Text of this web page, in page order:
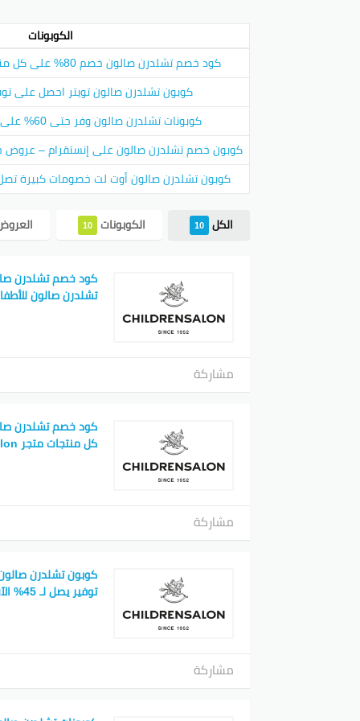
من
الكوبونات
كود خصم تشلدرن صالون خصم 80% على كل منتجات متجر childrensalon
كوبون تشلدرن صالون تويتر احصل على توفير يصل
كوبونات تشلدرن صالون وفر حتى 60% على أشيك ملابس للأطفال
كوبون خصم تشلدرن صالون على إنستقرام – عروض
كوبون تشلدرن صالون أوت لت خصومات كبيرة تصل لـ 70% على الأزياء
الكل 10 الكوبونات 10
تشلدرن صالون للأطفال
مشاركة
كل منتجات متجر childrensalon
مشاركة
كوبون تشلدرن
توفير يصل لـ 45% الآن
مشاركة